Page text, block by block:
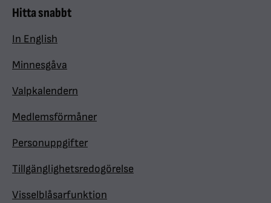
Hitta snabbt
In English
Minnesgåva
Valpkalendern
Medlemsförmåner
Personuppgifter
Tillgänglighetsredogörelse
Visselblåsarfunktion